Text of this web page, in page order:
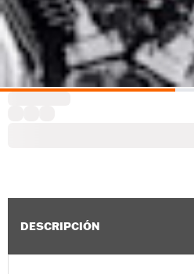
DESCRIPCIÓN